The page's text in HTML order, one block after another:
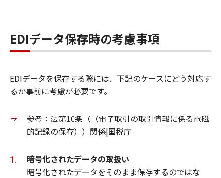
EDIデータ保存時の考慮事項
EDIデータを保存する際には、下記のケースにどう対応す
るか事前に考慮が必要です。
参考：法第10条（（電子取引の取引情報に係る電磁
的記録の保存））関係|国税庁
暗号化されたデータの取扱い
暗号化されたデータをそのまま保存するのではな